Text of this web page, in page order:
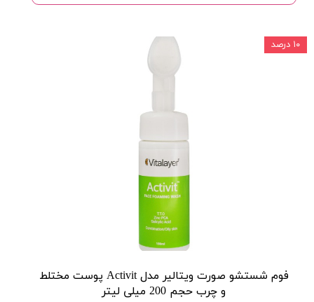
فوم شستشو صورت ویتالیر مدل Activit پوست مختلط
و چرب حجم 200 میلی لیتر
۱۰ درصد